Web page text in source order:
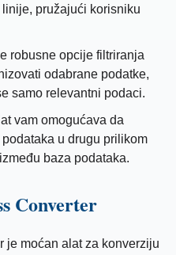
pružajući korisniku
robusne opcije filtriranja
odabrane podatke,
samo relevantni podaci.
vam omogućava da
u drugu prilikom
baza podataka.
Converter
je moćan alat za konverziju